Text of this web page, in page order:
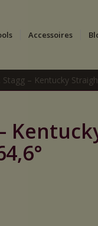
Accessoires
– Kentucky